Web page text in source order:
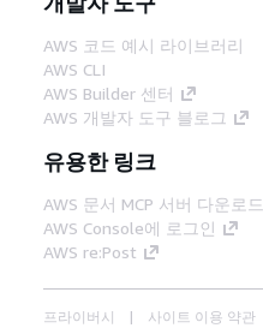
AWS 코드 예시 라이브러리
AWS CLI
AWS Builder 센터
AWS 개발자 도구 블로그
유용한 링크
AWS 문서 MCP 서버 다운로드
AWS Console에 로그인
AWS re:Post
프라이버시 사이트 이용 약관